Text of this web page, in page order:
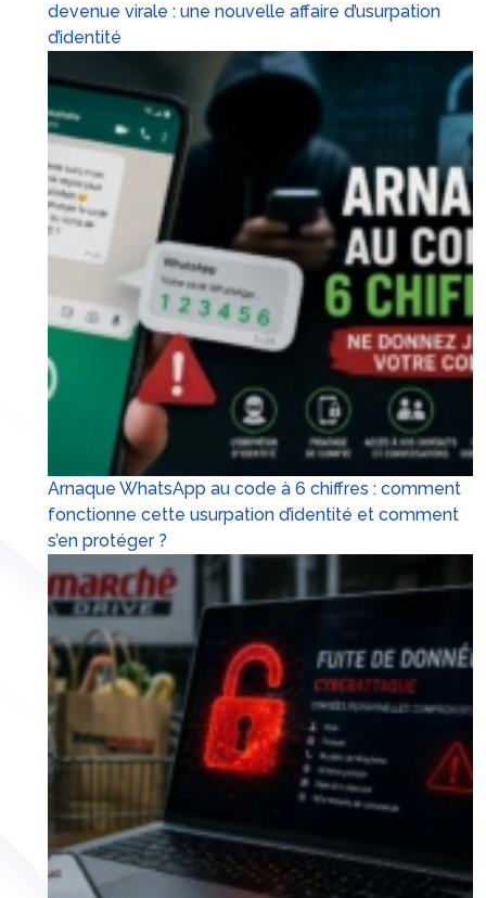
devenue virale : une nouvelle affaire d’usurpation
d’identité
Arnaque WhatsApp au code à 6 chiffres : comment
fonctionne cette usurpation d’identité et comment
s’en protéger ?